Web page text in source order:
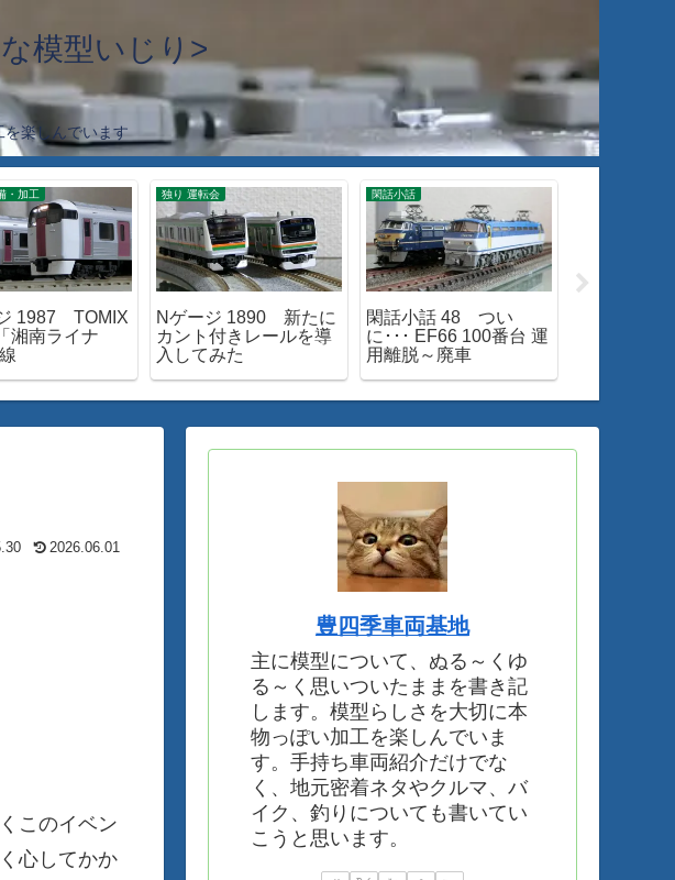
模型いじり>
楽しんでいます
・加工
1987 TOMIX
湘南ライナ
独り 運転会
Nゲージ 1890 新たに
カント付きレールを導
入してみた
閑話小話
閑話小話 48 つい
に･･･ EF66 100番台 運
用離脱～廃車
2026.06.01
このイベン
心してかか
豊四季車両基地
主に模型について、ぬる～くゆ
る～く思いついたままを書き記
します。模型らしさを大切に本
物っぽい加工を楽しんでいま
す。手持ち車両紹介だけでな
く、地元密着ネタやクルマ、バ
イク、釣りについても書いてい
こうと思います。